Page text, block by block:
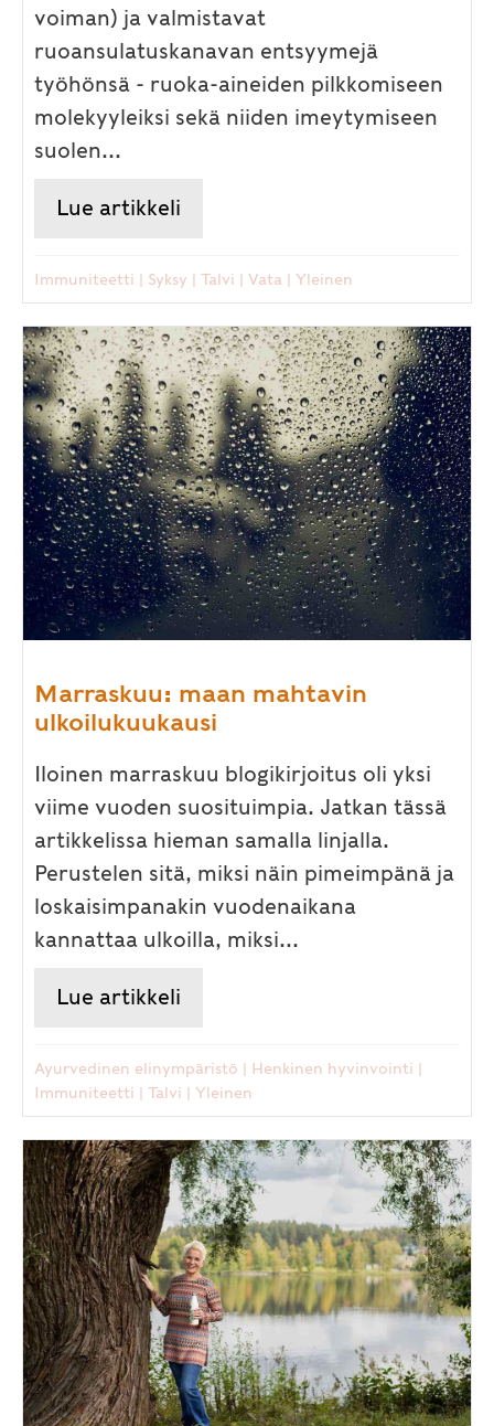
voiman) ja valmistavat
ruoansulatuskanavan entsyymejä
työhönsä - ruoka-aineiden pilkkomiseen
molekyyleiksi sekä niiden imeytymiseen
suolen...
Lue artikkeli
Immuniteetti | Syksy | Talvi | Vata | Yleinen
Marraskuu: maan mahtavin
ulkoilukuukausi
Iloinen marraskuu blogikirjoitus oli yksi
viime vuoden suosituimpia. Jatkan tässä
artikkelissa hieman samalla linjalla.
Perustelen sitä, miksi näin pimeimpänä ja
loskaisimpanakin vuodenaikana
kannattaa ulkoilla, miksi...
Lue artikkeli
Ayurvedinen elinympäristö | Henkinen hyvinvointi |
Immuniteetti | Talvi | Yleinen